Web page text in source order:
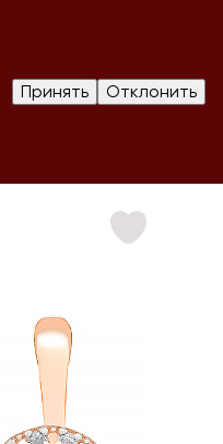
Принять Отклонить